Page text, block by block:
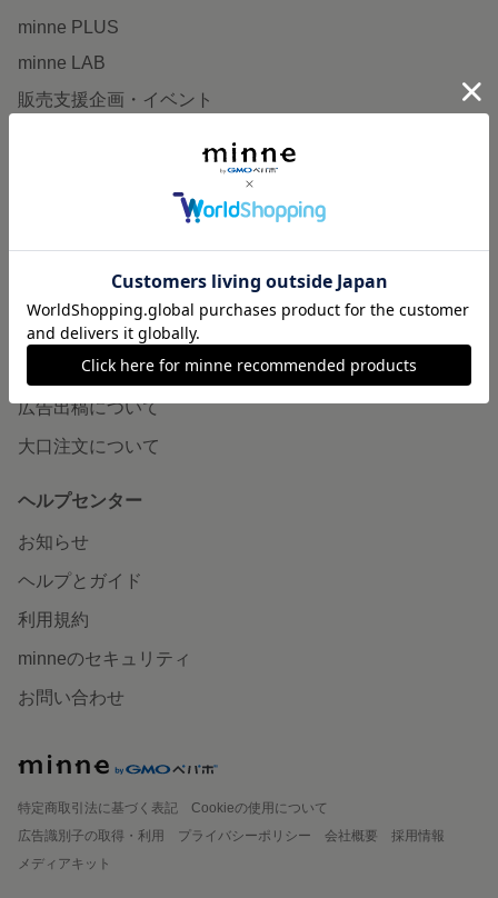
minne PLUS
minne LAB
販売支援企画・イベント
minneとものづくりと
minneの本
企業の方へ
広告出稿について
大口注文について
ヘルプセンター
お知らせ
ヘルプとガイド
利用規約
minneのセキュリティ
お問い合わせ
特定商取引法に基づく表記
Cookieの使用について
広告識別子の取得・利用
プライバシーポリシー 会社概要
採用情報
メディアキット